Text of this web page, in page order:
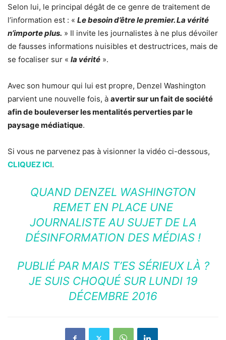
Selon lui, le principal dégât de ce genre de traitement de
l’information est : « Le besoin d’être le premier. La vérité
n’importe plus. » Il invite les journalistes à ne plus dévoiler
de fausses informations nuisibles et destructrices, mais de
se focaliser sur « la vérité ».
Avec son humour qui lui est propre, Denzel Washington
parvient une nouvelle fois, à avertir sur un fait de société
afin de bouleverser les mentalités perverties par le
paysage médiatique.
Si vous ne parvenez pas à visionner la vidéo ci-dessous,
CLIQUEZ ICI.
QUAND DENZEL WASHINGTON
REMET EN PLACE UNE
JOURNALISTE AU SUJET DE LA
DÉSINFORMATION DES MÉDIAS !
PUBLIÉ PAR MAIS T’ES SÉRIEUX LÀ ?
JE SUIS CHOQUÉSUR LUNDI 19
DÉCEMBRE 2016